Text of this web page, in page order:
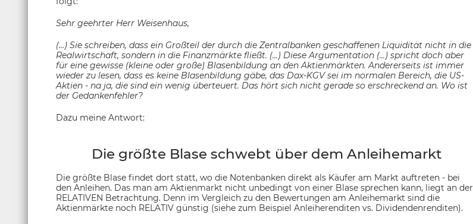
Sehr geehrter Herr Weisenhaus,
(…) Sie schreiben, dass ein Großteil der durch die Zentralbanken geschaffenen Liquidität nicht in die
Realwirtschaft, sondern in die Finanzmärkte fließt. (…) Diese Argumentation (…) spricht doch aber
für eine gewisse (kleine oder große) Blasenbildung an den Aktienmärkten. Andererseits ist immer
wieder zu lesen, dass es keine Blasenbildung gäbe, das Dax-KGV sei im normalen Bereich, die US-
Aktien - na ja, die sind ein wenig überteuert. Das hört sich nicht gerade so erschreckend an. Wo ist
der Gedankenfehler?
Dazu meine Antwort:
Die größte Blase schwebt über dem Anleihemarkt
Die größte Blase findet dort statt, wo die Notenbanken direkt als Käufer am Markt auftreten - bei
den Anleihen. Das man am Aktienmarkt nicht unbedingt von einer Blase sprechen kann, liegt an der
RELATIVEN Betrachtung. Denn im Vergleich zu den Bewertungen am Anleihemarkt sind die
Aktienmärkte noch RELATIV günstig (siehe zum Beispiel Anleiherenditen vs. Dividendenrenditen).